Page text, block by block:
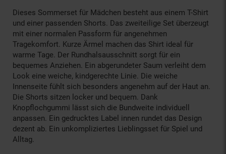
Dieses Sommerset für Mädchen besteht aus einem T-Shirt
und einer passenden Shorts. Das zweiteilige Set überzeugt
mit einer normalen Passform für angenehmen
Tragekomfort. Kurze Ärmel machen das Shirt ideal für
warme Tage. Der Rundhalsausschnitt sorgt für ein
bequemes Anziehen. Ein abgerundeter Saum verleiht dem
Look eine weiche, kindgerechte Linie. Die weiche
Innenseite fühlt sich besonders angenehm auf der Haut an.
Die Shorts sitzen locker und bequem. Dank
Knopflochgummi lässt sich die Bundweite individuell
anpassen. Ein gedrucktes Label innen rundet das Design
dezent ab. Ein unkompliziertes Lieblingsset für Spiel und
Alltag.